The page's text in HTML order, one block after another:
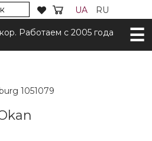
UA RU
Работаем с 2005 года
1051079